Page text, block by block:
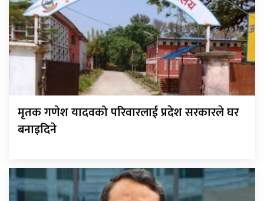
मृतक गणेश यादवको परिवारलाई प्रदेश सरकारले घर
बनाइदिने